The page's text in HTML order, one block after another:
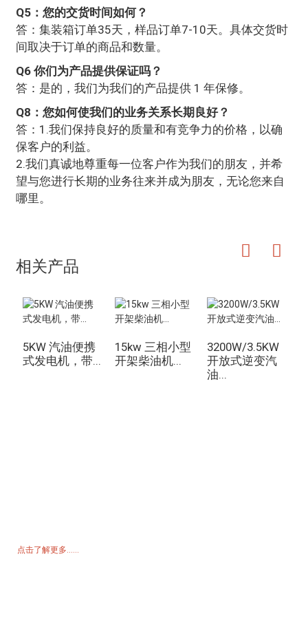
Q5：您的交货时间如何？
答：集装箱订单35天，样品订单7-10天。具体交货时
间取决于订单的商品和数量。
Q6 你们为产品提供保证吗？
答：是的，我们为我们的产品提供 1 年保修。
Q8：您如何使我们的业务关系长期良好？
答：1.我们保持良好的质量和有竞争力的价格，以确
保客户的利益。
2.我们真诚地尊重每一位客户作为我们的朋友，并希
望与您进行长期的业务往来并成为朋友，无论您来自
哪里。
相关产品
5KW 汽油便携
式发电机，带...
15kw 三相小型
开架柴油机...
3200W/3.5KW
开放式逆变汽
油...
点击了解更多......